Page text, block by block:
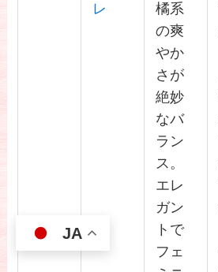
レ
橘系
の爽
やか
さが
絶妙
なバ
ラン
ス。
エレ
ガン
トで
フェ
JA